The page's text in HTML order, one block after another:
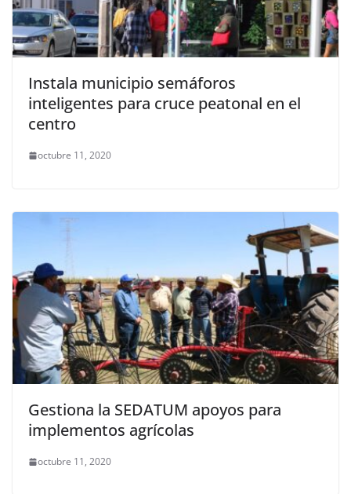
Instala municipio semáforos
inteligentes para cruce peatonal en el
centro
octubre 11, 2020
Gestiona la SEDATUM apoyos para
implementos agrícolas
octubre 11, 2020